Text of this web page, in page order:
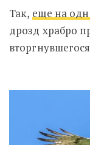
Так, еще на
дрозд храбро